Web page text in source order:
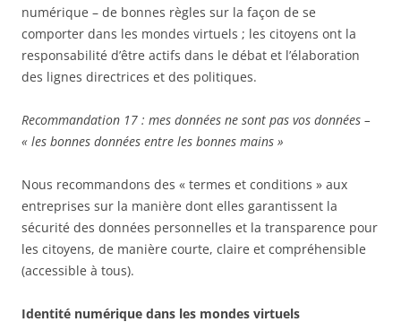
numérique – de bonnes règles sur la façon de se
comporter dans les mondes virtuels ; les citoyens ont la
responsabilité d’être actifs dans le débat et l’élaboration
des lignes directrices et des politiques.
Recommandation 17 : mes données ne sont pas vos données –
« les bonnes données entre les bonnes mains »
Nous recommandons des « termes et conditions » aux
entreprises sur la manière dont elles garantissent la
sécurité des données personnelles et la transparence pour
les citoyens, de manière courte, claire et compréhensible
(accessible à tous).
Identité numérique dans les mondes virtuels